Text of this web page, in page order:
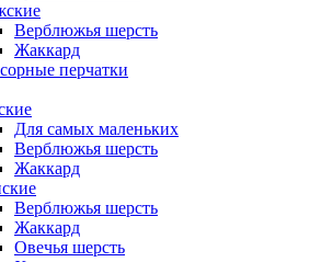
Верблюжья шерсть
Жаккард
перчатки
Для самых маленьких
Верблюжья шерсть
Жаккард
Верблюжья шерсть
Жаккард
Овечья шерсть